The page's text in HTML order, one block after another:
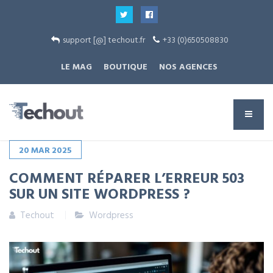
support [@] techout.fr
+33 (0)650508830
LE MAG
BOUTIQUE NOS AGENCES
20MAR2025
COMMENT RÉPARER L’ERREUR 503
SUR UN SITE WORDPRESS ?
Techout Wordpress